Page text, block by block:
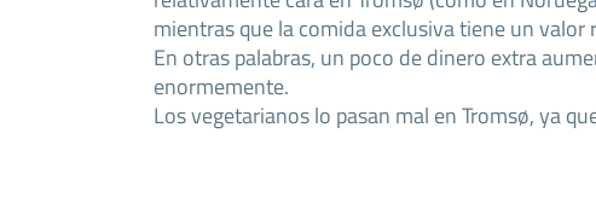
mientras que la comida exclusiva tiene un
En otras palabras, un poco de dinero extra
enormemente.
Los vegetarianos lo pasan mal en Tromsø, ya